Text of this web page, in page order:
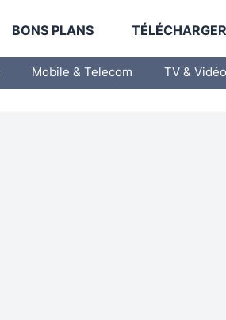
BONS PLANS
Mobile & Telecom TV & Vidéo